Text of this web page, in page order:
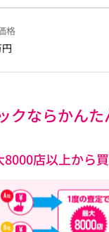
格
クならかん
8000店以上から